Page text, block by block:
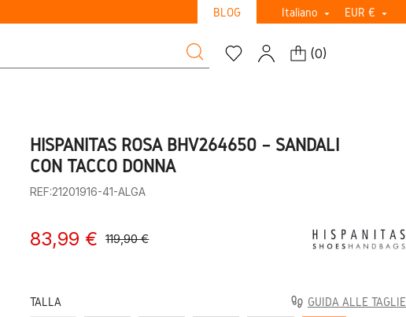
BLOG Italiano  EUR € 
(0)
HISPANITAS ROSA BHV264650 – SANDALI
CON TACCO DONNA
REF:21201916-41-ALGA
83,99 € 119,90 €
TALLA GUIDA ALLE TAGLIE